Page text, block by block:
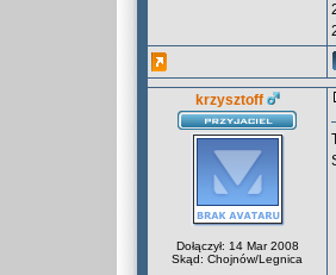
krzysztoff
Dołączył: 14 Mar 2008
Skąd: Chojnów/Legnica